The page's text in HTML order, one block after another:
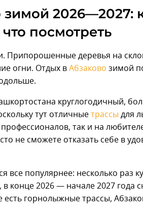
2026—2027:
что посмотреть
Припорошенные деревья на
огни. Отдых в Абзаково зимой
круглогодичный,
тут отличные трассы для
профессионалов, так и на
не сможете отказать себе в
все популярнее: несколько раз
в конце 2026 — начале 2027 года
есть горнолыжные трассы,